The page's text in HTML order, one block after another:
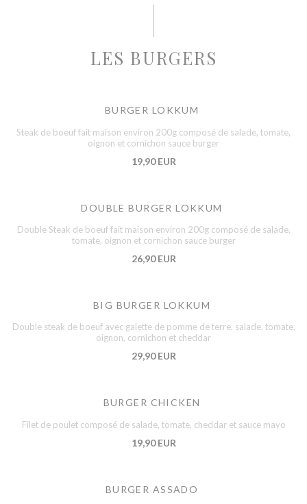
LES BURGERS
BURGER LOKKUM
Steak de boeuf fait maison environ 200g composé de salade, tomate,
oignon et cornichon sauce burger
19,90 EUR
DOUBLE BURGER LOKKUM
Double Steak de boeuf fait maison environ 200g composé de salade,
tomate, oignon et cornichon sauce burger
26,90 EUR
BIG BURGER LOKKUM
Double steak de boeuf avec galette de pomme de terre, salade, tomate,
oignon, cornichon et cheddar
29,90 EUR
BURGER CHICKEN
Filet de poulet composé de salade, tomate, cheddar et sauce mayo
19,90 EUR
BURGER ASSADO